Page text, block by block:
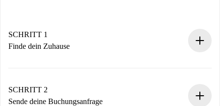
SCHRITT 1
Finde dein Zuhause
Du erhältst alle notwendigen Informationen im Voraus.
SCHRITT 2
Sende deine Buchungsanfrage